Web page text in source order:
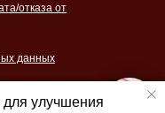
данных
данных
отказа от
для улучшения